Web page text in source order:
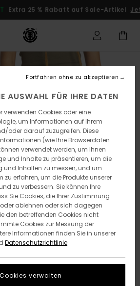
Extra 25 % Rabatt auf Sale-Artikel
AUSWAHL FÜR IHRE DATEN
verwenden Cookies oder eine
um Informationen auf Ihrem
oder darauf zuzugreifen. Diese
(wie Ihre Browserdaten
verwendet werden, um Ihnen
und Inhalte zu präsentieren, um die
und Inhalten zu messen, und um
zu erfahren, um die Produkte unserer
zu verbessern. Sie können Ihre
Sie Cookies, die Ihrer Zustimmung
ablehnen oder sich dagegen
den betreffenden Cookies nicht
Cookies zur Messung der
Informationen finden Sie in unserer
Datenschutzrichtlinie
Cookies verwalten
Fortfahren ohne zu akzeptieren